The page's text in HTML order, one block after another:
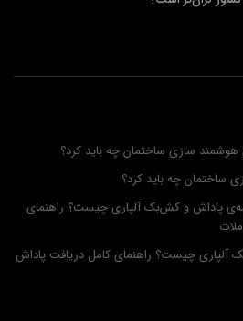
هوشمند سازی ساختمان چه باید کرد؟
ساختمان چه باید کرد؟
پاداش و کش‌بک آلپاری چیست؟ راهنمای
آلپاری چیست؟ راهنمای کامل دریافت پاداش